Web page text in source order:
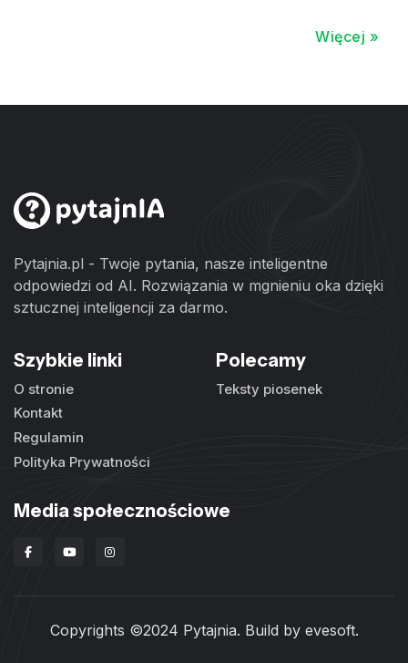
Więcej »
Pytajnia.pl - Twoje pytania, nasze inteligentne
odpowiedzi od AI. Rozwiązania w mgnieniu oka dzięki
sztucznej inteligencji za darmo.
Szybkie linki
O stronie
Kontakt
Regulamin
Polityka Prywatności
Polecamy
Teksty piosenek
Media społecznościowe
Copyrights ©2024 Pytajnia. Build by evesoft.